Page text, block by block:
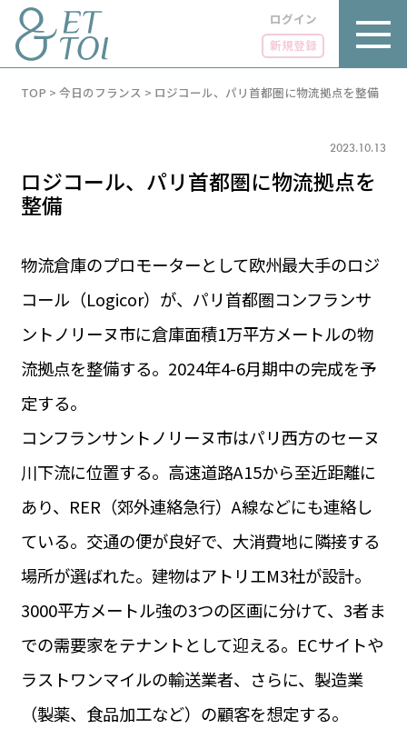
ログイン
新規登録
LUXE
リュクス
GOURMET
グルメ
ライフスタイル
BUSINESS
フランス生活
TAG
タグ
#トゥールーズ Toulouse
#レンタカー
#フランス旅行
#パリ
#お土産 #トリビア
#データで読み解くフランス
#フランス郵便情報
#フランス交通機関
#求人
#カルカッソンヌ Carcassonne
#サステナブル
#フランス生活
#レシピ #ビューティー
#コスメ
#アルザス地方
#フランスの地方 #フロマージュ
#おでかけ
#歴史
#お菓子 #SDGs #アート #車生活
PARIS 14℃ / 12℃
1€＝182.07円
エトワとは
お問い合わせ
サイトポリシー
TOP > 今日のフランス > ロジコール、パリ首都圏に物流拠点を整備
2023.10.13
ロジコール、パリ首都圏に物流拠点を
整備
物流倉庫のプロモーターとして欧州最大手のロジ
コール（Logicor）が、パリ首都圏コンフランサ
ントノリーヌ市に倉庫面積1万平方メートルの物
流拠点を整備する。2024年4-6月期中の完成を予
定する。
コンフランサントノリーヌ市はパリ西方のセーヌ
川下流に位置する。高速道路A15から至近距離に
あり、RER（郊外連絡急行）A線などにも連絡し
ている。交通の便が良好で、大消費地に隣接する
場所が選ばれた。建物はアトリエM3社が設計。
3000平方メートル強の3つの区画に分けて、3者ま
での需要家をテナントとして迎える。ECサイトや
ラストワンマイルの輸送業者、さらに、製造業
（製薬、食品加工など）の顧客を想定する。